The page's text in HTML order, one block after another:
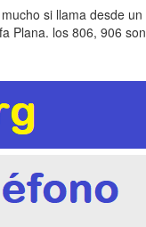
si llama desde un
Plana. los 806, 906 son